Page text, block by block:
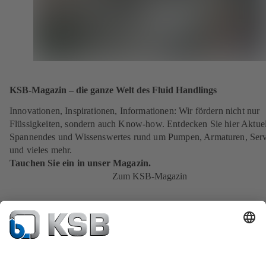
KSB-Magazin – die ganze Welt des Fluid Handlings
Innovationen, Inspirationen, Informationen: Wir fördern nicht nur
Flüssigkeiten, sondern auch Know-how. Entdecken Sie hier
Spannendes und Wissenswertes rund um Pumpen, Armaturen,
und vieles mehr.
Tauchen Sie ein in unser Magazin.
Zum KSB-Magazin